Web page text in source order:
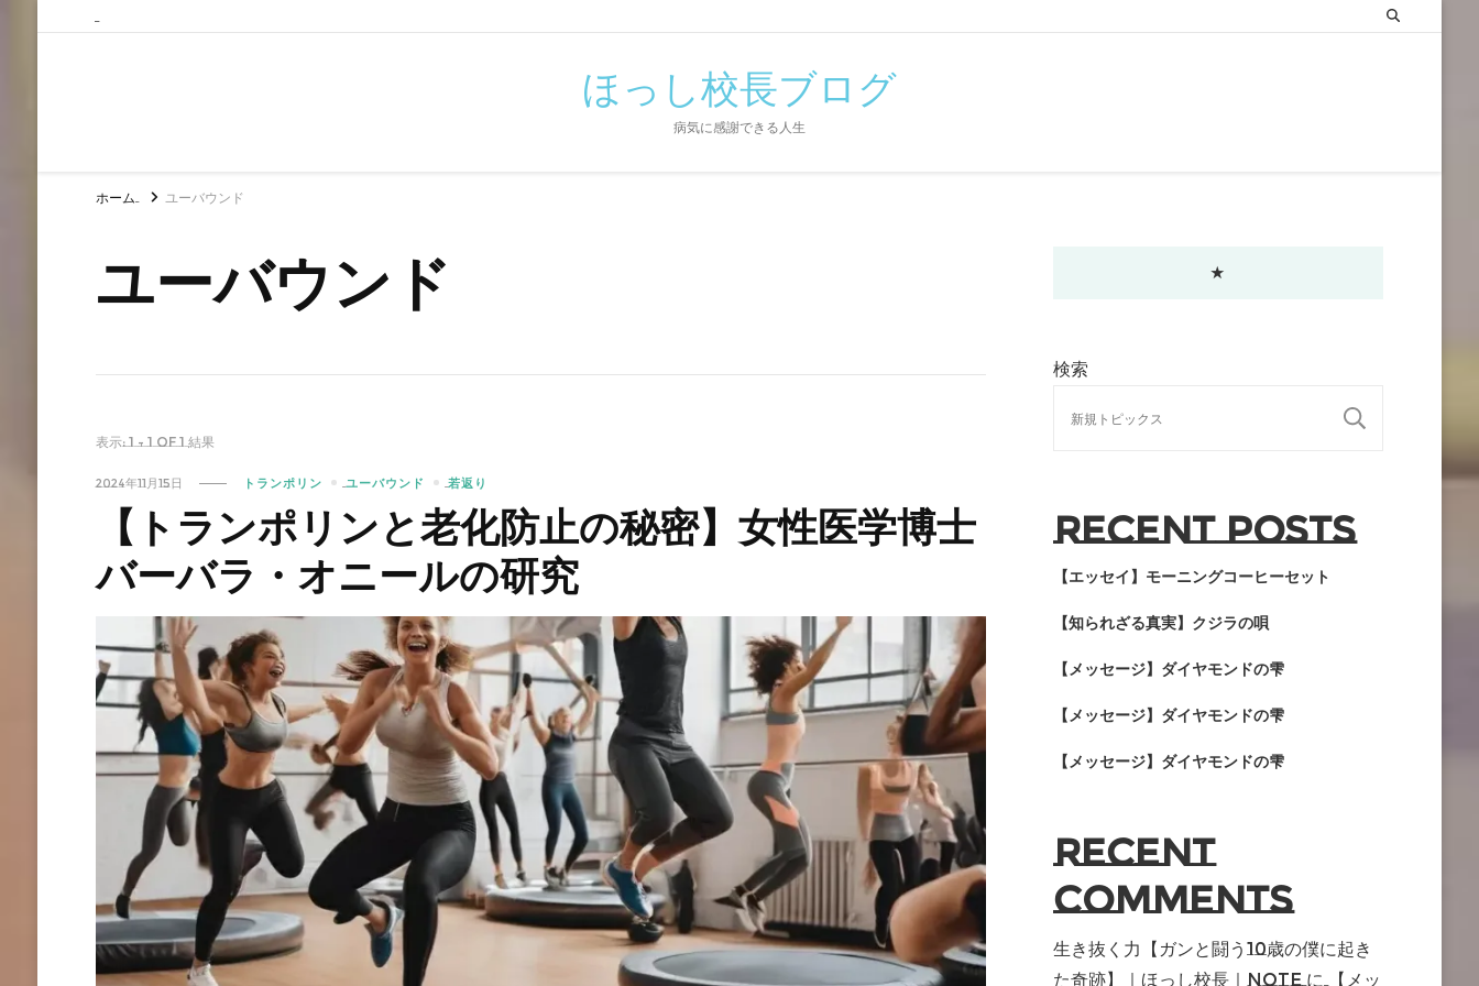
ほっし校長ブログ
病気に感謝できる人生
ホーム ユーバウンド
ユーバウンド
表示: 1 - 1 of 1 結果
2024年11月15日 トランポリン ユーバウンド 若返り
【トランポリンと老化防止の秘密】女性医学博士
バーバラ・オニールの研究
★
検索
Recent Posts
【エッセイ】モーニングコーヒーセット
【知られざる真実】クジラの唄
【メッセージ】ダイヤモンドの雫
【メッセージ】ダイヤモンドの雫
【メッセージ】ダイヤモンドの雫
Recent
Comments
生き抜く力【ガンと闘う10歳の僕に起き
た奇跡】｜ほっし校長｜noteに【メッ